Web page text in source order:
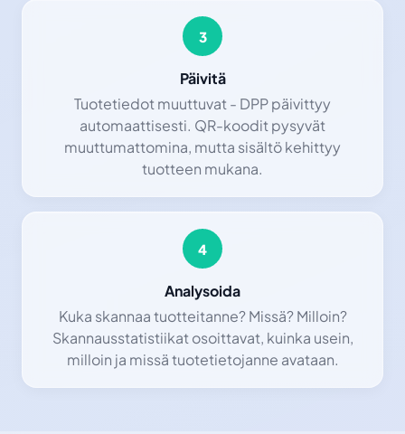
3
Päivitä
Tuotetiedot muuttuvat - DPP päivittyy
automaattisesti. QR-koodit pysyvät
muuttumattomina, mutta sisältö kehittyy
tuotteen mukana.
4
Analysoida
Kuka skannaa tuotteitanne? Missä? Milloin?
Skannausstatistiikat osoittavat, kuinka usein,
milloin ja missä tuotetietojanne avataan.